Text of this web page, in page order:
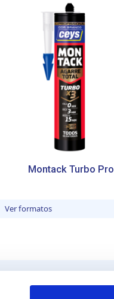
Montack Turbo Pro
Ver formatos